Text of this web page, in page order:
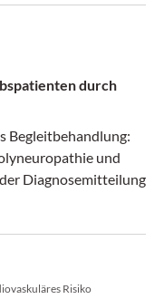
durch
Begleitbehandlung:
und
Diagnosemitteilung
Risiko